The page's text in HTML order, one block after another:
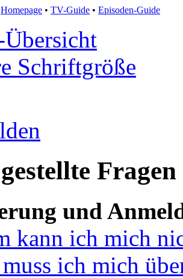
Homepage • TV-Guide • Episoden-Guide
Schriftgröße
Fragen
und
kann ich mich
ich mich